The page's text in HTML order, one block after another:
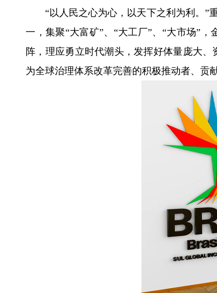
“以人民之心为心，以天下之利为利。”
一，集聚“大富矿”、“大工厂”、“大市场”
阵，理应勇立时代潮头，发挥好体量庞大
为全球治理体系改革完善的积极推动者、贡